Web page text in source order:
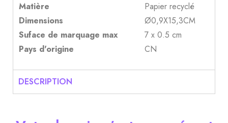
Matière
Papier recyclé
Dimensions
Ø0,9X15,3CM
Suface de marquage max
7 x 0.5 cm
Pays d'origine
CN
DESCRIPTION